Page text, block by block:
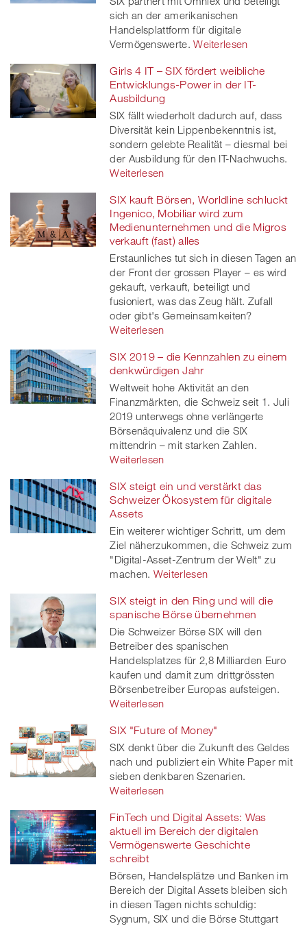
sich an der amerikanischen
Handelsplattform für digitale
Vermögenswerte. Weiterlesen
Girls 4 IT – SIX fördert weibliche
Entwicklungs-Power in der IT-
Ausbildung
SIX fällt wiederholt dadurch auf, dass
Diversität kein Lippenbekenntnis ist,
sondern gelebte Realität – diesmal bei
der Ausbildung für den IT-Nachwuchs.
Weiterlesen
SIX kauft Börsen, Worldline schluckt
Ingenico, Mobiliar wird zum
Medienunternehmen und die Migros
verkauft (fast) alles
Erstaunliches tut sich in diesen Tagen an
der Front der grossen Player – es wird
gekauft, verkauft, beteiligt und
fusioniert, was das Zeug hält. Zufall
oder gibt's Gemeinsamkeiten?
Weiterlesen
SIX 2019 – die Kennzahlen zu einem
denkwürdigen Jahr
Weltweit hohe Aktivität an den
Finanzmärkten, die Schweiz seit 1. Juli
2019 unterwegs ohne verlängerte
Börsenäquivalenz und die SIX
mittendrin – mit starken Zahlen.
Weiterlesen
SIX steigt ein und verstärkt das
Schweizer Ökosystem für digitale
Assets
Ein weiterer wichtiger Schritt, um dem
Ziel näherzukommen, die Schweiz zum
"Digital-Asset-Zentrum der Welt" zu
machen. Weiterlesen
SIX steigt in den Ring und will die
spanische Börse übernehmen
Die Schweizer Börse SIX will den
Betreiber des spanischen
Handelsplatzes für 2,8 Milliarden Euro
kaufen und damit zum drittgrössten
Börsenbetreiber Europas aufsteigen.
Weiterlesen
SIX "Future of Money"
SIX denkt über die Zukunft des Geldes
nach und publiziert ein White Paper mit
sieben denkbaren Szenarien.
Weiterlesen
FinTech und Digital Assets: Was
aktuell im Bereich der digitalen
Vermögenswerte Geschichte
schreibt
Börsen, Handelsplätze und Banken im
Bereich der Digital Assets bleiben sich
in diesen Tagen nichts schuldig:
Sygnum, SIX und die Börse Stuttgart